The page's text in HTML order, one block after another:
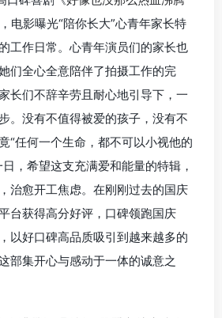
电影曝光“陪你长大”心青年家长特
工作日常。心青年演员们的家长也
们全心全意陪伴了拍摄工作的完
长们不辞辛劳且耐心地引导下，一
。没有不值得被爱的孩子，没有不
“任何一个生命，都不可以小视他的
，希望这支充满爱和能量的特辑，
治愈开工焦虑。在刚刚过去的国庆
台获得高分好评，口碑领跑国庆
以好口碑高品质吸引到越来越多的
部集开心与感动于一体的诚意之